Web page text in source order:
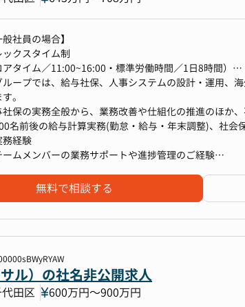
論点の検討および監査法人との協議
結および開示業務
ローバル会計の会計判断・処理全般
結およびグループ会社決算の財務分析
実績に応じてお任せしたい業務
収した子会社のCFO、経理部長などの責任者
収した子会社の経理を含む管理部門のPMI
会社での四半期、年度決算の統括
ループ会社の経営管理・経営分析・経営支援
ッション】
方針の検討や監査法人との協議を通じ、グローバルで
般社員の場合】
ックスタイム制
アタイム／11:00~16:00・標準労働時間／1日8時間）
理監督者として採用の場合】
（09時00分）～終業（18時00分）を基本とし、始業
バーレイヤーは10:00に出社する社員が多いです
モートワーク】
の基本ルールとしては原則週3日オフィス勤務となっ
ームワークや心理的に安全な環境をつくっています。
ループでは、給与社保、人事システムの設計・運用、
。
社保の実務全般から、業務改善や仕組化の推進のほか
する人事諸施策の企画等を行っていただきたいと考え
的には以下の業務の中から、ご経験や志向性を踏まえ
計算：給与計算、年末調整、給与関連データの管理およ
管理：勤怠システムの設定と運用、勤怠データの管理
と最適化。
ステムの設定変更やアップデート、データの整備と管
外駐在者支援：海外駐在者の給与計算や確定申告手続き
諸施策の企画：不動産・住宅情報サイト運営企業らし
名前後の給与計算実務(勤怠・給与・年末調整)、社
務経験
ームメンバーの業務サポートや進捗管理のご経験
ウトソーシング会社にてご経験されてこられた方で、
無料で相談する
ル）の社名非公開求人
田区 600万円〜900万円